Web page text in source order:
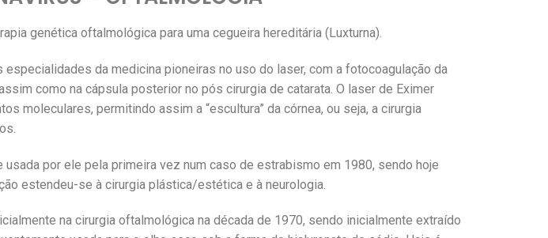
genética oftalmológica para uma cegueira hereditária (Luxturna).
da medicina pioneiras no uso do laser, com a fotocoagulação da
como na cápsula posterior no pós cirurgia de catarata. O laser de Eximer
moleculares, permitindo assim a “escultura” da córnea, ou seja, a cirurgia
por ele pela primeira vez num caso de estrabismo em 1980, sendo hoje
estendeu-se à cirurgia plástica/estética e à neurologia.
na cirurgia oftalmológica na década de 1970, sendo inicialmente extraído